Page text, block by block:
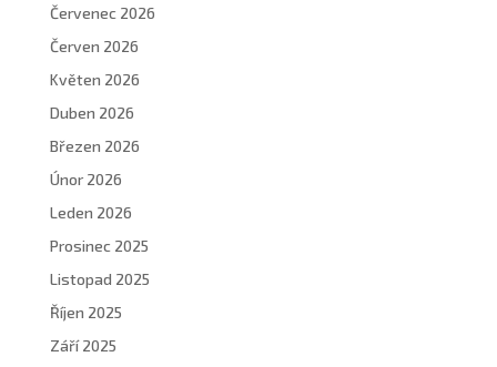
Červenec 2026
Červen 2026
Květen 2026
Duben 2026
Březen 2026
Únor 2026
Leden 2026
Prosinec 2025
Listopad 2025
Říjen 2025
Září 2025